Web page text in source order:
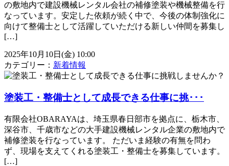
の敷地内で建設機械レンタル会社の補修塗装や機械整備を行
なっています。安定した依頼が続く中で、今後の体制強化に
向けて整備士として活躍していただける新しい仲間を募集し
[…]
2025年10月10日(金) 10:00
カテゴリー： 新着情報
塗装工・整備士として成長できる仕事に挑･･･
有限会社OBARAYAは、埼玉県春日部市を拠点に、栃木市、
深谷市、千歳市などの大手建設機械レンタル企業の敷地内で
補修塗装を行なっています。 ただいま経験の有無を問わ
ず、現場を支えてくれる塗装工・整備士を募集しています。
[…]